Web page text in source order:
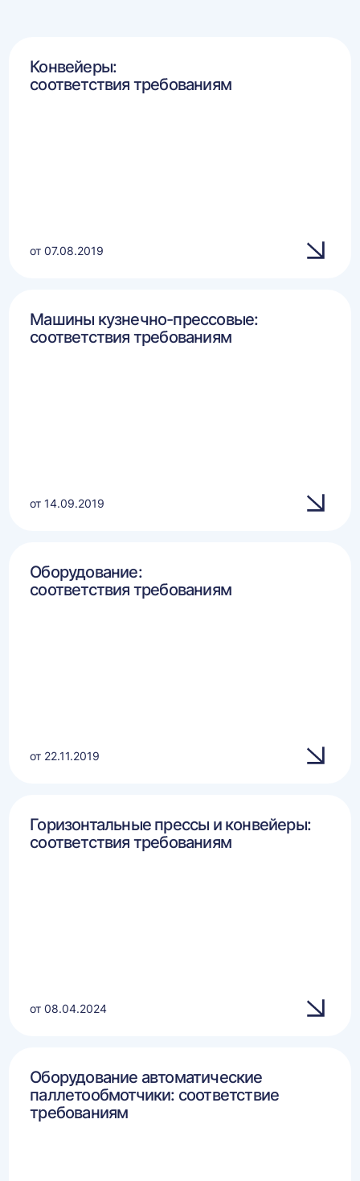
Конвейеры:
соответствия требованиям
от 07.08.2019
Машины кузнечно-прессовые:
соответствия требованиям
от 14.09.2019
Оборудование:
соответствия требованиям
от 22.11.2019
Горизонтальные прессы и конвейеры:
соответствия требованиям
от 08.04.2024
Оборудование автоматические
паллетообмотчики: соответствие
требованиям